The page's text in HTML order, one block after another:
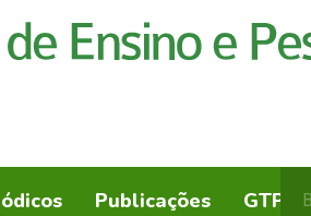
Publicações GTPspor: